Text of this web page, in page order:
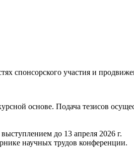
спонсорского участия и
основе. Подача тезисов
до 13 апреля 2026 г.
научных трудов конференции.